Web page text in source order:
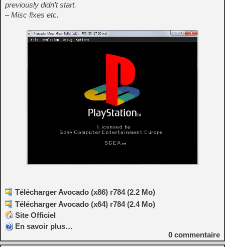
previously didn’t start.
– Misc fixes etc.
Télécharger Avocado (x86) r784 (2.2 Mo)
Télécharger Avocado (x64) r784 (2.4 Mo)
Site Officiel
En savoir plus…
0 commentaire